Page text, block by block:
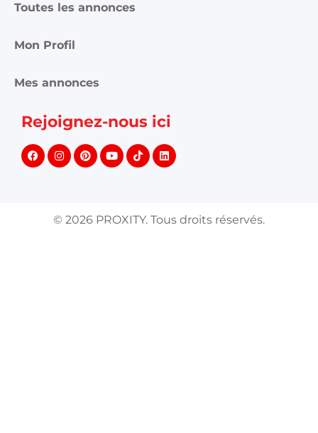
Toutes les annonces
Mon Profil
Mes annonces
Rejoignez-nous ici
© 2026 PROXITY. Tous droits réservés.